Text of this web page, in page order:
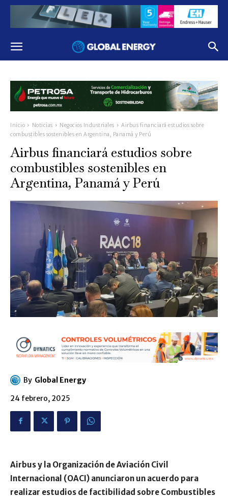
Inicio Noticias Negocios Industriales
Airbus financiará estudios sobre
combustibles sostenibles en Argentina, Panamá y Perú
Airbus financiará estudios sobre
combustibles sostenibles en
Argentina, Panamá y Perú
By Global Energy
24 febrero, 2025
Airbus y la Organización de Aviación Civil
Internacional (OACI) anunciaron un acuerdo para
realizar estudios de factibilidad sobre Combustibles